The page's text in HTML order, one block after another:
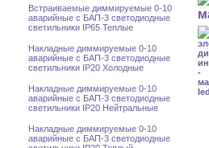
Встраиваемые диммируемые 0-10
аварийные с БАП-3 светодиодные
светильники IP65 Теплые
Накладные диммируемые 0-10
аварийные с БАП-3 светодиодные
светильники IP20 Холодные
Накладные диммируемые 0-10
аварийные с БАП-3 светодиодные
светильники IP20 Нейтральные
Накладные диммируемые 0-10
аварийные с БАП-3 светодиодные